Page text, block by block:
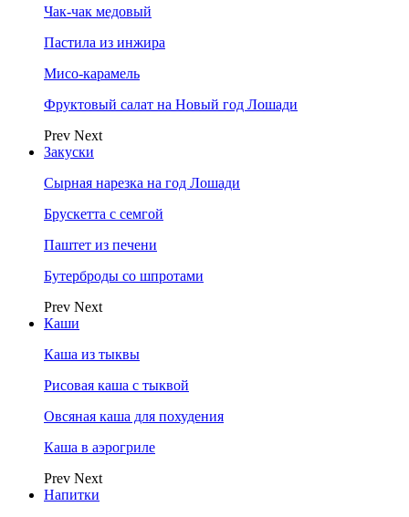
Чак-чак медовый
Пастила из инжира
Мисо-карамель
Фруктовый салат на Новый год Лошади
Prev Next
Закуски
Сырная нарезка на год Лошади
Брускетта с семгой
Паштет из печени
Бутерброды со шпротами
Prev Next
Каши
Каша из тыквы
Рисовая каша с тыквой
Овсяная каша для похудения
Каша в аэрогриле
Prev Next
Напитки